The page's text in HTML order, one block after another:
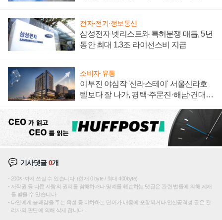
전자·전기·정보통신
삼성전자 넷리스트와 특허분쟁 매듭, 5년
동안 최대 1.3조 라이선스비 지급
소비자·유통
이부진 야심작 '신라스테이' 서울신라호
텔보다 잘 나가, 평택·주문진·해남·건대로
기사댓글0개
200자까지 쓰실 수 있습니다. (현재 0 byte / 최대 400byte)
저작권 등 다른 사람의 권리를 침해하거나 명예를 훼손하는 댓글은 관련 법률에 의해 제재
를 받을 수 있습니다.
타인에게 불쾌감을 주는 욕설 등 비하하는 단어가 내용에 포함되거나 인신공격성 글은 관
리자의 판단에 의해 삭제 합니다.